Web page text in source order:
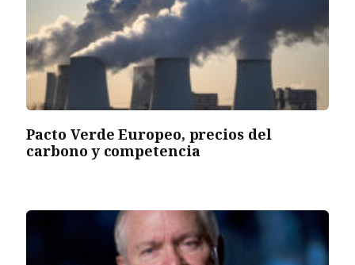
Pacto Verde Europeo, precios del
carbono y competencia